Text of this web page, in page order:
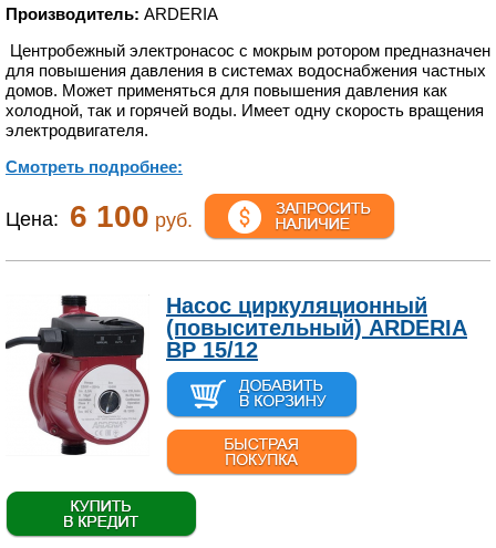
Производитель: ARDERIA
Центробежный электронасос с мокрым ротором предназначен
для повышения давления в системах водоснабжения частных
домов. Может применяться для повышения давления как
холодной, так и горячей воды. Имеет одну скорость вращения
электродвигателя.
Смотреть подробнее:
Цена: 6 100 руб.
Насос циркуляционный
(повысительный) ARDERIA
BP 15/12